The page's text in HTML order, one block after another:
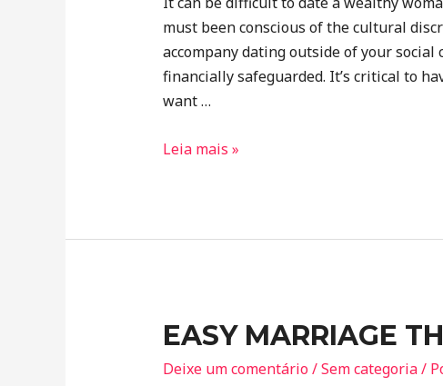
must been conscious of the cultural
accompany dating outside of your
financially safeguarded. It’s critical to
want …
Leia mais »
EASY MARRIAGE
Deixe um comentário/Sem categoria/